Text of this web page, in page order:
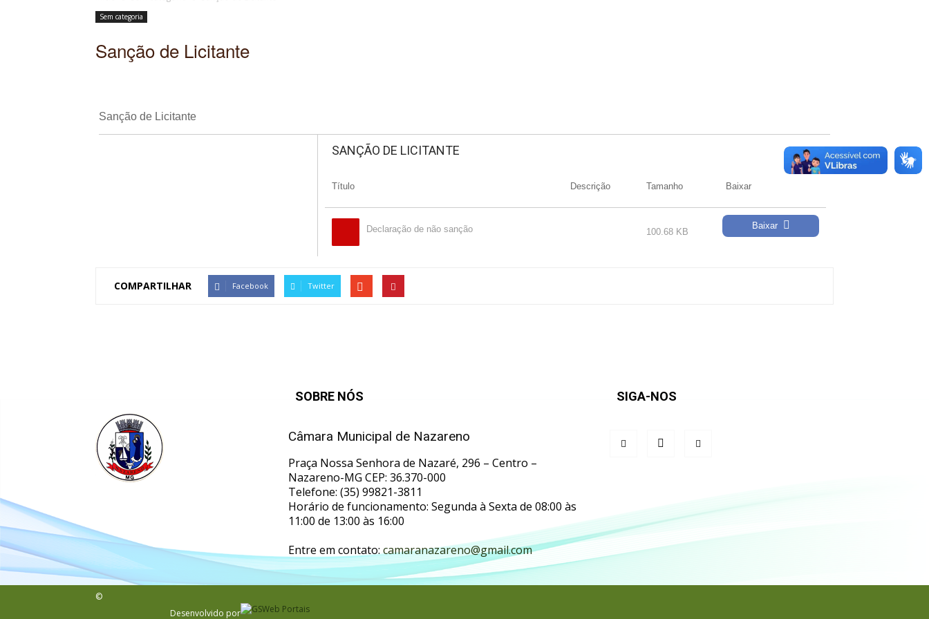
Sem categoria
Sanção de Licitante
Sanção de Licitante
SANÇÃO DE LICITANTE
Título Descrição Tamanho Baixar
Declaração de não sanção 100.68 KB
Baixar
COMPARTILHAR Facebook Twitter
SOBRE NÓS
Câmara Municipal de Nazareno
Praça Nossa Senhora de Nazaré, 296 – Centro –
Nazareno-MG CEP: 36.370-000
Telefone: (35) 99821-3811
Horário de funcionamento: Segunda à Sexta de 08:00 às
11:00 de 13:00 às 16:00
Entre em contato:camaranazareno@gmail.com
SIGA-NOS
©
Desenvolvido por